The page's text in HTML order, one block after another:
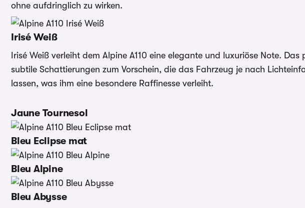
ohne aufdringlich zu wirken.
Irisé Weiß
Irisé Weiß verleiht dem Alpine A110 eine elegante und luxuriöse Note.
subtile Schattierungen zum Vorschein, die das Fahrzeug je nach
lassen, was ihm eine besondere Raffinesse verleiht.
Jaune Tournesol
Bleu Eclipse mat
Bleu Alpine
Bleu Abysse